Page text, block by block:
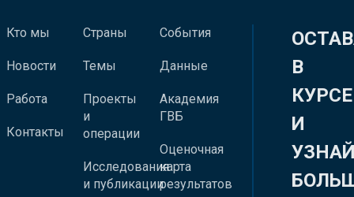
Кто мы
Новости
Работа
Контакты
Страны
Темы
Проекты
и
операции
Исследования
и публикации
События
Данные
Академия
ГВБ
Оценочная
карта
результатов
В
КУРСЕ
И